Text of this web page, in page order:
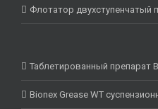
Флотатор двухступенчатый
Таблетированный препарат
Bionex Grease WT